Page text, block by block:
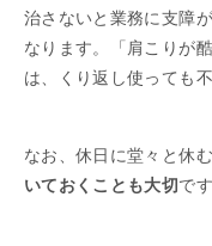
治さないと業務に支障
なります。「肩こりが
は、くり返し使っても
なお、休日に堂々と休む
いておくことも大切です